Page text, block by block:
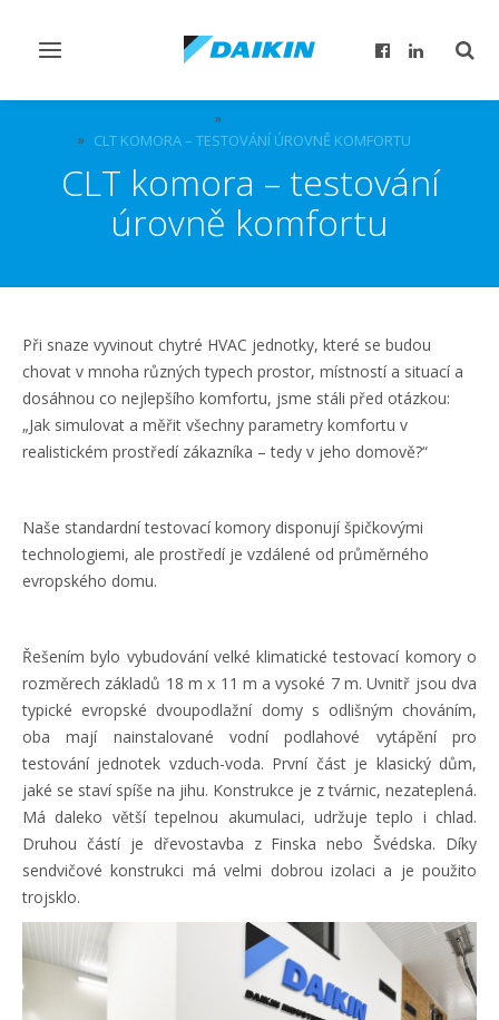
Přepnout
CLT KOMORA – TESTOVÁNÍ ÚROVNĚ KOMFORTU
CLT komora – testování
úrovně komfortu
Při snaze vyvinout chytré HVAC jednotky, které se budou
chovat v mnoha různých typech prostor, místností a situací a
dosáhnou co nejlepšího komfortu, jsme stáli před otázkou:
„Jak simulovat a měřit všechny parametry komfortu v
realistickém prostředí zákazníka – tedy v jeho domově?“
Naše standardní testovací komory disponují špičkovými
technologiemi, ale prostředí je vzdálené od průměrného
evropského domu.
Řešením bylo vybudování velké klimatické testovací komory o
rozměrech základů 18 m x 11 m a vysoké 7 m. Uvnitř jsou dva
typické evropské dvoupodlažní domy s odlišným chováním,
oba mají nainstalované vodní podlahové vytápění pro
testování jednotek vzduch-voda. První část je klasický dům,
jaké se staví spíše na jihu. Konstrukce je z tvárnic, nezateplená.
Má daleko větší tepelnou akumulaci, udržuje teplo i chlad.
Druhou částí je dřevostavba z Finska nebo Švédska. Díky
sendvičové konstrukci má velmi dobrou izolaci a je použito
trojsklo.